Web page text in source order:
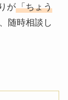
が「ちょう
随時相談し